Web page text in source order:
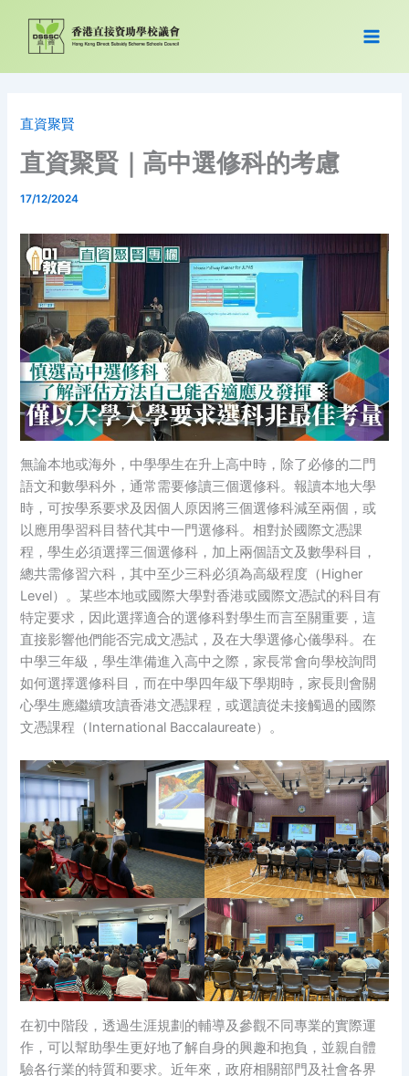
要
直資聚賢
直資聚賢｜高中選修科的考慮
17/12/2024
無論本地或海外，中學學生在升上高中時，除了必修的二門
語文和數學科外，通常需要修讀三個選修科。報讀本地大學
時，可按學系要求及因個人原因將三個選修科減至兩個，或
以應用學習科目替代其中一門選修科。相對於國際文憑課
程，學生必須選擇三個選修科，加上兩個語文及數學科目，
總共需修習六科，其中至少三科必須為高級程度（Higher
Level）。某些本地或國際大學對香港或國際文憑試的科目有
特定要求，因此選擇適合的選修科對學生而言至關重要，這
直接影響他們能否完成文憑試，及在大學選修心儀學科。在
中學三年級，學生準備進入高中之際，家長常會向學校詢問
如何選擇選修科目，而在中學四年級下學期時，家長則會關
心學生應繼續攻讀香港文憑課程，或選讀從未接觸過的國際
文憑課程（International Baccalaureate）。
在初中階段，透過生涯規劃的輔導及參觀不同專業的實際運
作，可以幫助學生更好地了解自身的興趣和抱負，並親自體
驗各行業的特質和要求。近年來，政府相關部門及社會各界